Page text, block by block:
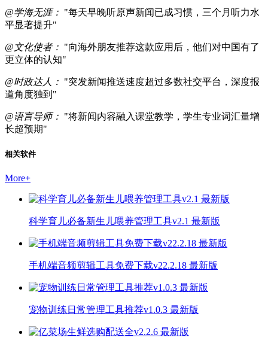
@学海无涯： "每天早晚听原声新闻已成习惯，三个月听力水
平显著提升"
@文化使者： "向海外朋友推荐这款应用后，他们对中国有了
更立体的认知"
@时政达人： "突发新闻推送速度超过多数社交平台，深度报
道角度独到"
@语言导师： "将新闻内容融入课堂教学，学生专业词汇量增
长超预期"
相关软件
More+
科学育儿必备新生儿喂养管理工具v2.1 最新版
手机端音频剪辑工具免费下载v22.2.18 最新版
宠物训练日常管理工具推荐v1.0.3 最新版